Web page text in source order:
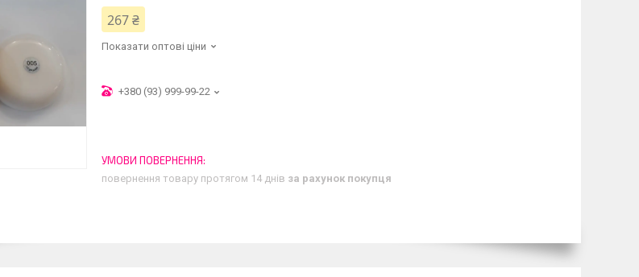
267 ₴
Показати оптові ціни
+380 (93) 999-99-22
повернення товару протягом 14 днів за рахунок покупця